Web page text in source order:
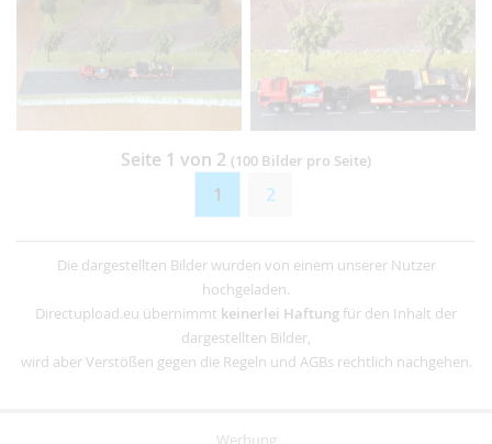
Seite 1 von 2 (100 Bilder pro Seite)
1 2
Die dargestellten Bilder wurden von einem unserer Nutzer
hochgeladen.
Directupload.eu übernimmt keinerlei Haftung für den Inhalt der
dargestellten Bilder,
wird aber Verstößen gegen die Regeln und AGBs rechtlich nachgehen.
Werbung